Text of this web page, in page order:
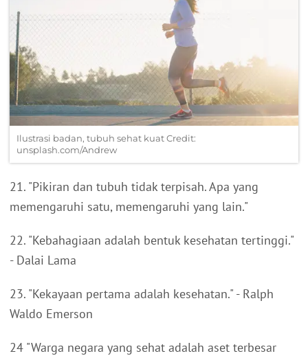
Ilustrasi badan, tubuh sehat kuat Credit:
unsplash.com/Andrew
21. "Pikiran dan tubuh tidak terpisah. Apa yang
memengaruhi satu, memengaruhi yang lain."
22. "Kebahagiaan adalah bentuk kesehatan tertinggi."
- Dalai Lama
23. "Kekayaan pertama adalah kesehatan." - Ralph
Waldo Emerson
24 "Warga negara yang sehat adalah aset terbesar